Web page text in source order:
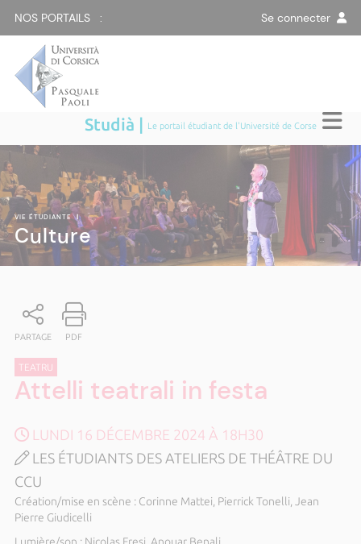
NOS PORTAILS : Se connecter
Studià | Le portail étudiant de l'Université de Corse
VIE ÉTUDIANTE|
Culture
PARTAGE PDF
TEATRU
Attelli teatrali in festa
LUNDI 16 DÉCEMBRE 2024 À 18H30
LES ÉTUDIANTS DES ATELIERS DE THÉÂTRE DU
CCU
Création/mise en scène : Corinne Mattei, Pierrick Tonelli, Jean
Pierre Giudicelli